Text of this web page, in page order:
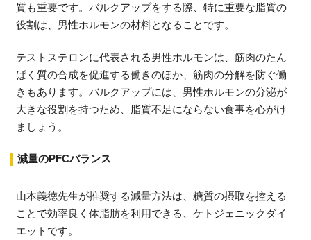
質も重要です。バルクアップをする際、特に重要な脂質の
役割は、男性ホルモンの材料となることです。
テストステロンに代表される男性ホルモンは、筋肉のたん
ぱく質の合成を促進する働きのほか、筋肉の分解を防ぐ働
きもあります。バルクアップには、男性ホルモンの分泌が
大きな役割を持つため、脂質不足にならない食事を心がけ
ましょう。
減量のPFCバランス
山本義徳先生が推奨する減量方法は、糖質の摂取を控える
ことで効率良く体脂肪を利用できる、ケトジェニックダイ
エットです。